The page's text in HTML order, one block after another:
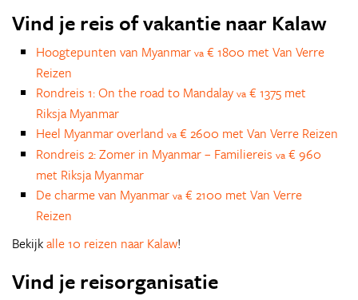
Vind je reis of vakantie naar Kalaw
Hoogtepunten van Myanmar va € 1800 met Van Verre
Reizen
Rondreis 1: On the road to Mandalay va € 1375 met
Riksja Myanmar
Heel Myanmar overland va € 2600 met Van Verre Reizen
Rondreis 2: Zomer in Myanmar – Familiereis va € 960
met Riksja Myanmar
De charme van Myanmar va € 2100 met Van Verre
Reizen
Bekijkalle 10 reizen naar Kalaw!
Vind je reisorganisatie